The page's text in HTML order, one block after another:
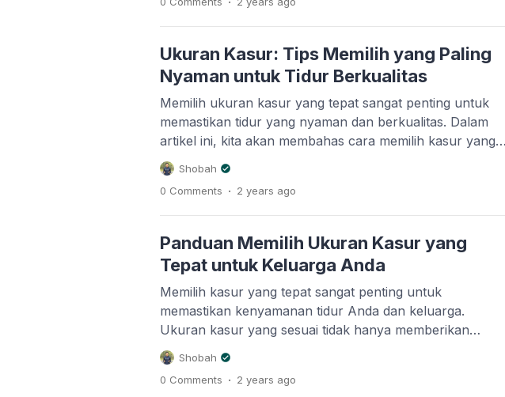
Gambaran Umum Ukuran Kasur Single Ukuran: Sekitar
90×200 cm Kelebihan: Cukup untuk satu orang dewasa
atau anak remaja. […]
Ukuran Kasur: Tips Memilih yang Paling
Nyaman untuk Tidur Berkualitas
Memilih ukuran kasur yang tepat sangat penting untuk
memastikan tidur yang nyaman dan berkualitas. Dalam
artikel ini, kita akan membahas cara memilih kasur yang
tepat dan ukuran yang sesuai dengan kebutuhan Anda.
Mari simak lebih lanjut! Mengapa Ukuran Kasur Penting?
Ukuran kasur memiliki peran signifikan dalam menentukan
kualitas tidur Anda. Kasur yang terlalu kecil dapat […]
Shobah
0 Comments . 2 years ago
Panduan Memilih Ukuran Kasur yang
Tepat untuk Keluarga Anda
Memilih kasur yang tepat sangat penting untuk
memastikan kenyamanan tidur Anda dan keluarga.
Ukuran kasur yang sesuai tidak hanya memberikan
kenyamanan tetapi juga mendukung kesehatan tulang
belakang Anda. Berikut panduan lengkap untuk
membantu Anda memilih ukuran kasur yang tepat untuk
Shobah
0 Comments . 2 years ago